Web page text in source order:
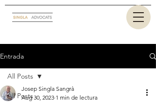
Entrada
All Posts
All Posts
Josep Singla Sangrà
Aug 30, 2023 1 min de lectura